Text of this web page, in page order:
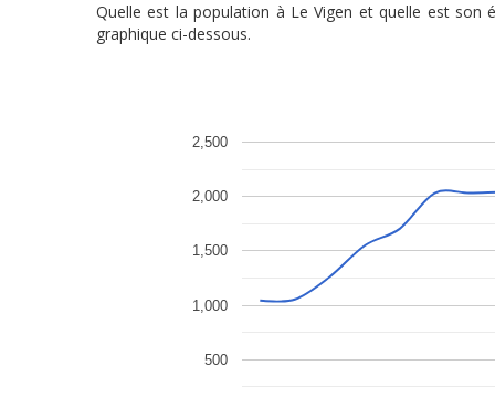
Quelle est la population à Le Vigen et quelle est son
graphique ci-dessous.
500
1,000
1,500
2,000
2,500